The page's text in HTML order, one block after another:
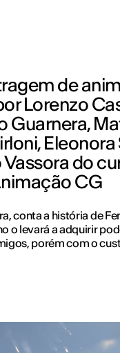
de
Lorenzo
Guarnera,
do
CG
conta a história de
o levará a adquirir
porém com o